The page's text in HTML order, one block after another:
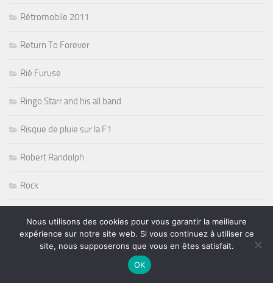
Rétromobile 2011
Return To Forever
Rié Furuse
Ringo Starr and his all band
Risque de pluie sur la F1
Robert Randolph
Rock
Rock Blues
Nous utilisons des cookies pour vous garantir la meilleure
expérience sur notre site web. Si vous continuez à utiliser ce
site, nous supposerons que vous en êtes satisfait.
OK